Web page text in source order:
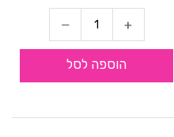
הוספה לסל